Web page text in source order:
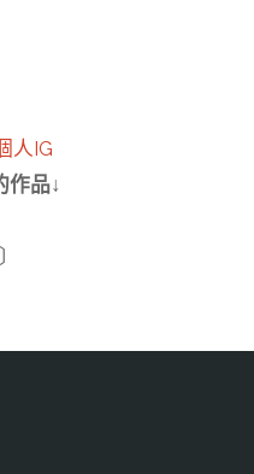
人IG
作品↓